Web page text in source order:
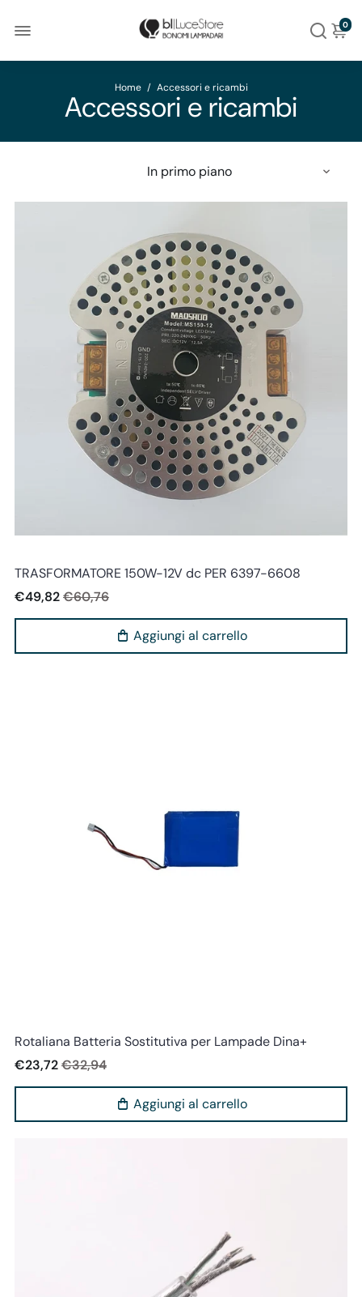
0
Home / Accessori e ricambi
Accessori e ricambi
TRASFORMATORE 150W-12V dc PER 6397-6608
€49,82€60,76
Aggiungi al carrello
Rotaliana Batteria Sostitutiva per Lampade Dina+
€23,72€32,94
Aggiungi al carrello